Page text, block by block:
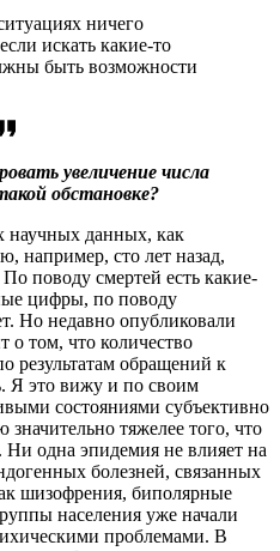
ничего
искать какие-то
быть возможности
увеличение числа
обстановке?
данных, как
например, сто лет назад,
поводу смертей есть какие-
цифры, по поводу
Но недавно опубликовали
о том, что количество
результатам обращений к
Я это вижу и по своим
состояниями субъективно
тяжелее того, что
одна эпидемия не влияет на
болезней, связанных
шизофрения, биполярные
населения уже начали
проблемами. В